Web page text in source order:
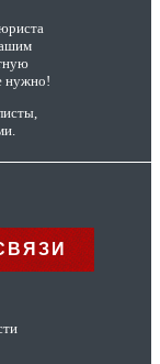
нужно!